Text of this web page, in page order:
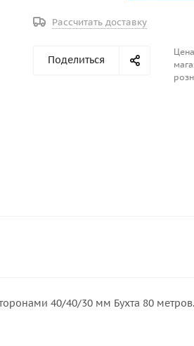
Рассчитать доставку
Поделиться
40/40/30 мм Бухта 80